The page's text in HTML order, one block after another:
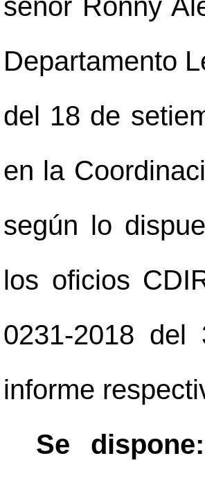
señor Ronny
Departamento
del 18 de
en la
según lo
los oficios
0231-2018
informe
Se